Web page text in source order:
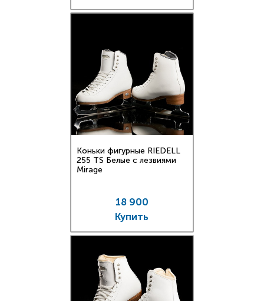
Коньки фигурные RIEDELL
255 TS Белые с лезвиями
Mirage
18 900
Купить